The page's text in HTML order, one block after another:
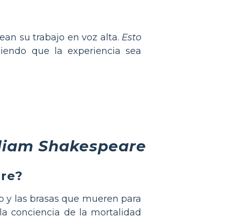
su trabajo en voz alta. Esto
que la experiencia sea
Shakespeare
y las brasas que mueren para
conciencia de la mortalidad